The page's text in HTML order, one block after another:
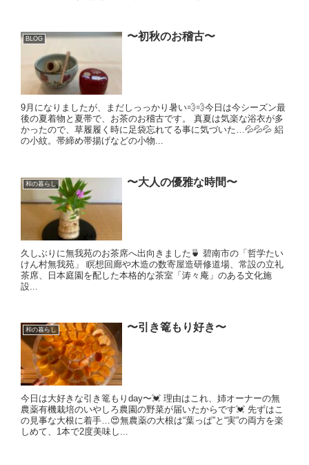
BLOG 〜初秋のお稽古〜
9月になりましたが、まだしっっかり暑い💨💨今日は今シーズン最
後の夏着物と夏帯で、お茶のお稽古です。 真夏は気楽な浴衣が多
かったので、草履履く時に足袋忘れてる事に気づいた…💦💦💦 絽
の小紋。帯締め帯揚げなどの小物...
和の暮らし 〜大人の優雅な時間〜
久しぶりに無我苑のお茶席へ出向きました🍵 碧南市の「哲学たい
けん村無我苑」 瞑想回廊や木造の数寄屋造研修道場、常設の立礼
茶席、日本庭園を配した本格的な茶室「涛々庵」のある文化施
設...
和の暮らし 〜引き篭もり好き〜
今日は大好きな引き篭もりday〜💓 理由はこれ、姉オーナーの無
農薬有機栽培のいやしろ農園の野菜が届いたからです💓 先ずはこ
の見事な大根に着手…😍無農薬の大根は“葉っぱ”と“実”の両方を楽
しめて、1本で2度美味し...